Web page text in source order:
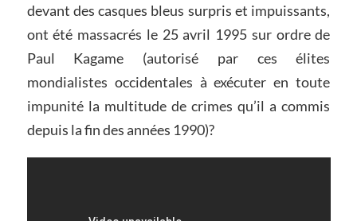
devant des casques bleus surpris et impuissants,
ont été massacrés le 25 avril 1995 sur ordre de
Paul Kagame (autorisé par ces élites
mondialistes occidentales à exécuter en toute
impunité la multitude de crimes qu’il a commis
depuis la fin des années 1990)?